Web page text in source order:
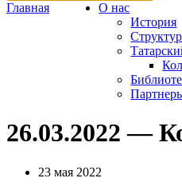
Главная
О нас
История
26.03.2022 —
23 мая 2022